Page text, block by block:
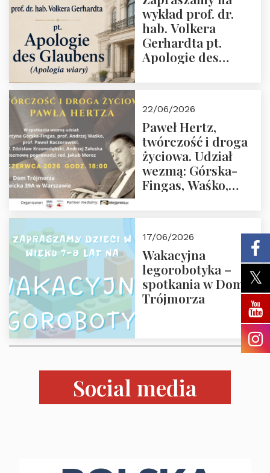
Projekt
wykład prof. dr.
hab. Volkera
Gerhardta pt.
Apologie des
02.07.2026 r. godz.
18:00.
22/06/2026
Paweł Hertz,
twórczość i droga
życiowa. Udział
wezmą: Górska-
Fingas, Waśko,
czerwca 2026 r.
godz. 18:00 w Domu
Trójmorza.
Zapraszamy!
17/06/2026
Wakacyjna
legorobotyka –
spotkania w Domu
Trójmorza
Social media